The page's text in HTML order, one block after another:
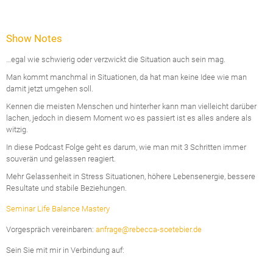
Show Notes
…egal wie schwierig oder verzwickt die Situation auch sein mag.
Man kommt manchmal in Situationen, da hat man keine Idee wie man
damit jetzt umgehen soll.
Kennen die meisten Menschen und hinterher kann man vielleicht darüber
lachen, jedoch in diesem Moment wo es passiert ist es alles andere als
witzig.
In diese Podcast Folge geht es darum, wie man mit 3 Schritten immer
souverän und gelassen reagiert.
Mehr Gelassenheit in Stress Situationen, höhere Lebensenergie, bessere
Resultate und stabile Beziehungen.
Seminar Life Balance Mastery
Vorgespräch vereinbaren: anfrage@rebecca-soetebier.de
Sein Sie mit mir in Verbindung auf: